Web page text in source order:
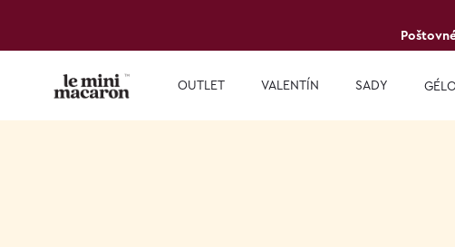
OUTLET VALENTÍN SADY